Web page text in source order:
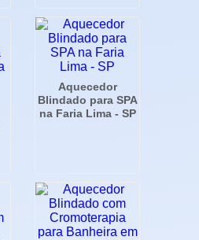
Aquecedor
Blindado para SPA
na Faria Lima - SP